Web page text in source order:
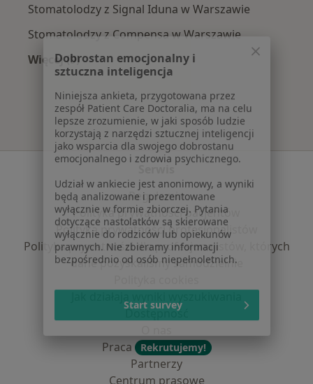
Stomatolodzy z Signal Iduna w Warszawie
Stomatolodzy z Compensa w Warszawie
Więcej (9)
Więcej w kategorii: Najpopularniejsze
Regulamin
Polityka prywatności pacjentów
Polityka prywatności profesjonalistów
Polityka prywatności dla profesjonalistów, których
dane pozyskaliśmy samodzielnie
Dostępność
Praca
Rekrutujemy!
Partnerzy
Centrum prasowe
Dobrostan emocjonalny i
sztuczna inteligencja
Niniejsza ankieta, przygotowana przez
zespół Patient Care Doctoralia, ma na celu
lepsze zrozumienie, w jaki sposób ludzie
korzystają z narzędzi sztucznej inteligencji
jako wsparcia dla swojego dobrostanu
emocjonalnego i zdrowia psychicznego.
Udział w ankiecie jest anonimowy, a wyniki
będą analizowane i prezentowane
wyłącznie w formie zbiorczej. Pytania
dotyczące nastolatków są skierowane
wyłącznie do rodziców lub opiekunów
prawnych. Nie zbieramy informacji
bezpośrednio od osób niepełnoletnich.
Start survey